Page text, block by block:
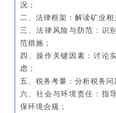
况；
二、法律框架：解读矿业相
三、法律风险与防范：识
范措施；
四、操作关键因素：讨论
虑；
五、税务考量：分析税务问
六、社会与环境责任：指
保环境合规；